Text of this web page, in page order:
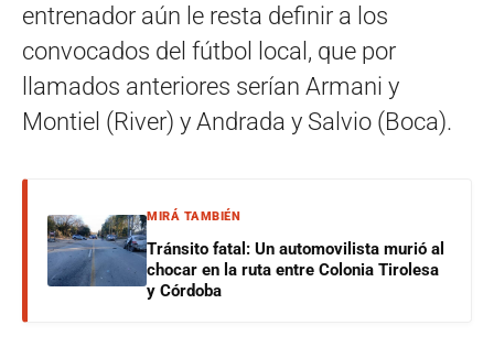
entrenador aún le resta definir a los
convocados del fútbol local, que por
llamados anteriores serían Armani y
Montiel (River) y Andrada y Salvio (Boca).
MIRÁ TAMBIÉN
Tránsito fatal: Un automovilista murió al
chocar en la ruta entre Colonia Tirolesa
y Córdoba